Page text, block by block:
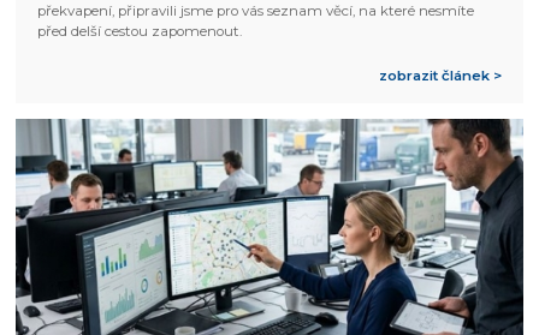
překvapení, připravili jsme pro vás seznam věcí, na které nesmíte
před delší cestou zapomenout.
zobrazit článek >